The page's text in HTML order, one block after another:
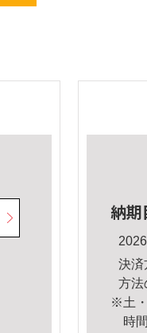
納期
決済
方法
※土
時